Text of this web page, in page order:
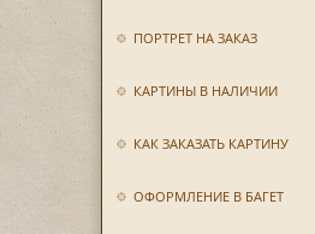
ПОРТРЕТ НА ЗАКАЗ
КАРТИНЫ В НАЛИЧИИ
КАК ЗАКАЗАТЬ КАРТИНУ
ОФОРМЛЕНИЕ В БАГЕТ